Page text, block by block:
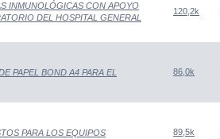
INMUNOLÓGICAS CON APOYO
DEL HOSPITAL GENERAL
120,2k
PAPEL BOND A4 PARA EL
86,0k
PARA LOS EQUIPOS
89,5k